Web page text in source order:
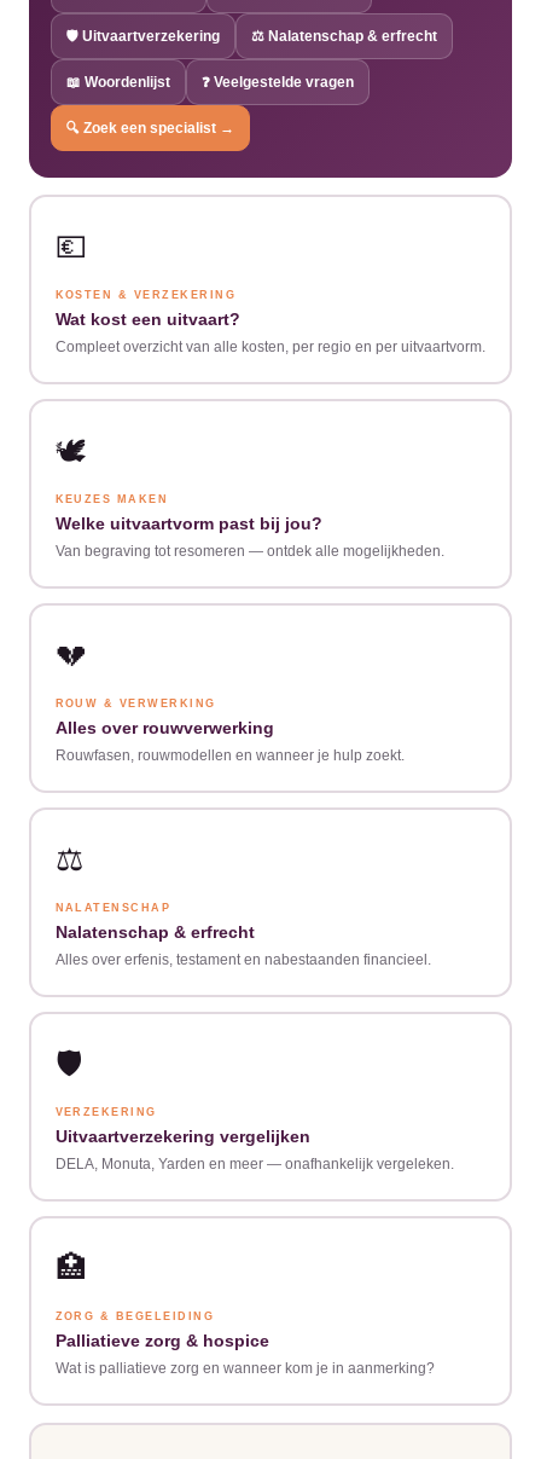
🛡️ Uitvaartverzekering ⚖️ Nalatenschap & erfrecht
📖 Woordenlijst ❓ Veelgestelde vragen
🔍 Zoek een specialist →
💶
KOSTEN & VERZEKERING
Wat kost een uitvaart?
Compleet overzicht van alle kosten, per regio en per uitvaartvorm.
🕊️
KEUZES MAKEN
Welke uitvaartvorm past bij jou?
Van begraving tot resomeren — ontdek alle mogelijkheden.
💔
ROUW & VERWERKING
Alles over rouwverwerking
Rouwfasen, rouwmodellen en wanneer je hulp zoekt.
⚖️
NALATENSCHAP
Nalatenschap & erfrecht
Alles over erfenis, testament en nabestaanden financieel.
🛡️
VERZEKERING
Uitvaartverzekering vergelijken
DELA, Monuta, Yarden en meer — onafhankelijk vergeleken.
🏥
ZORG & BEGELEIDING
Palliatieve zorg & hospice
Wat is palliatieve zorg en wanneer kom je in aanmerking?